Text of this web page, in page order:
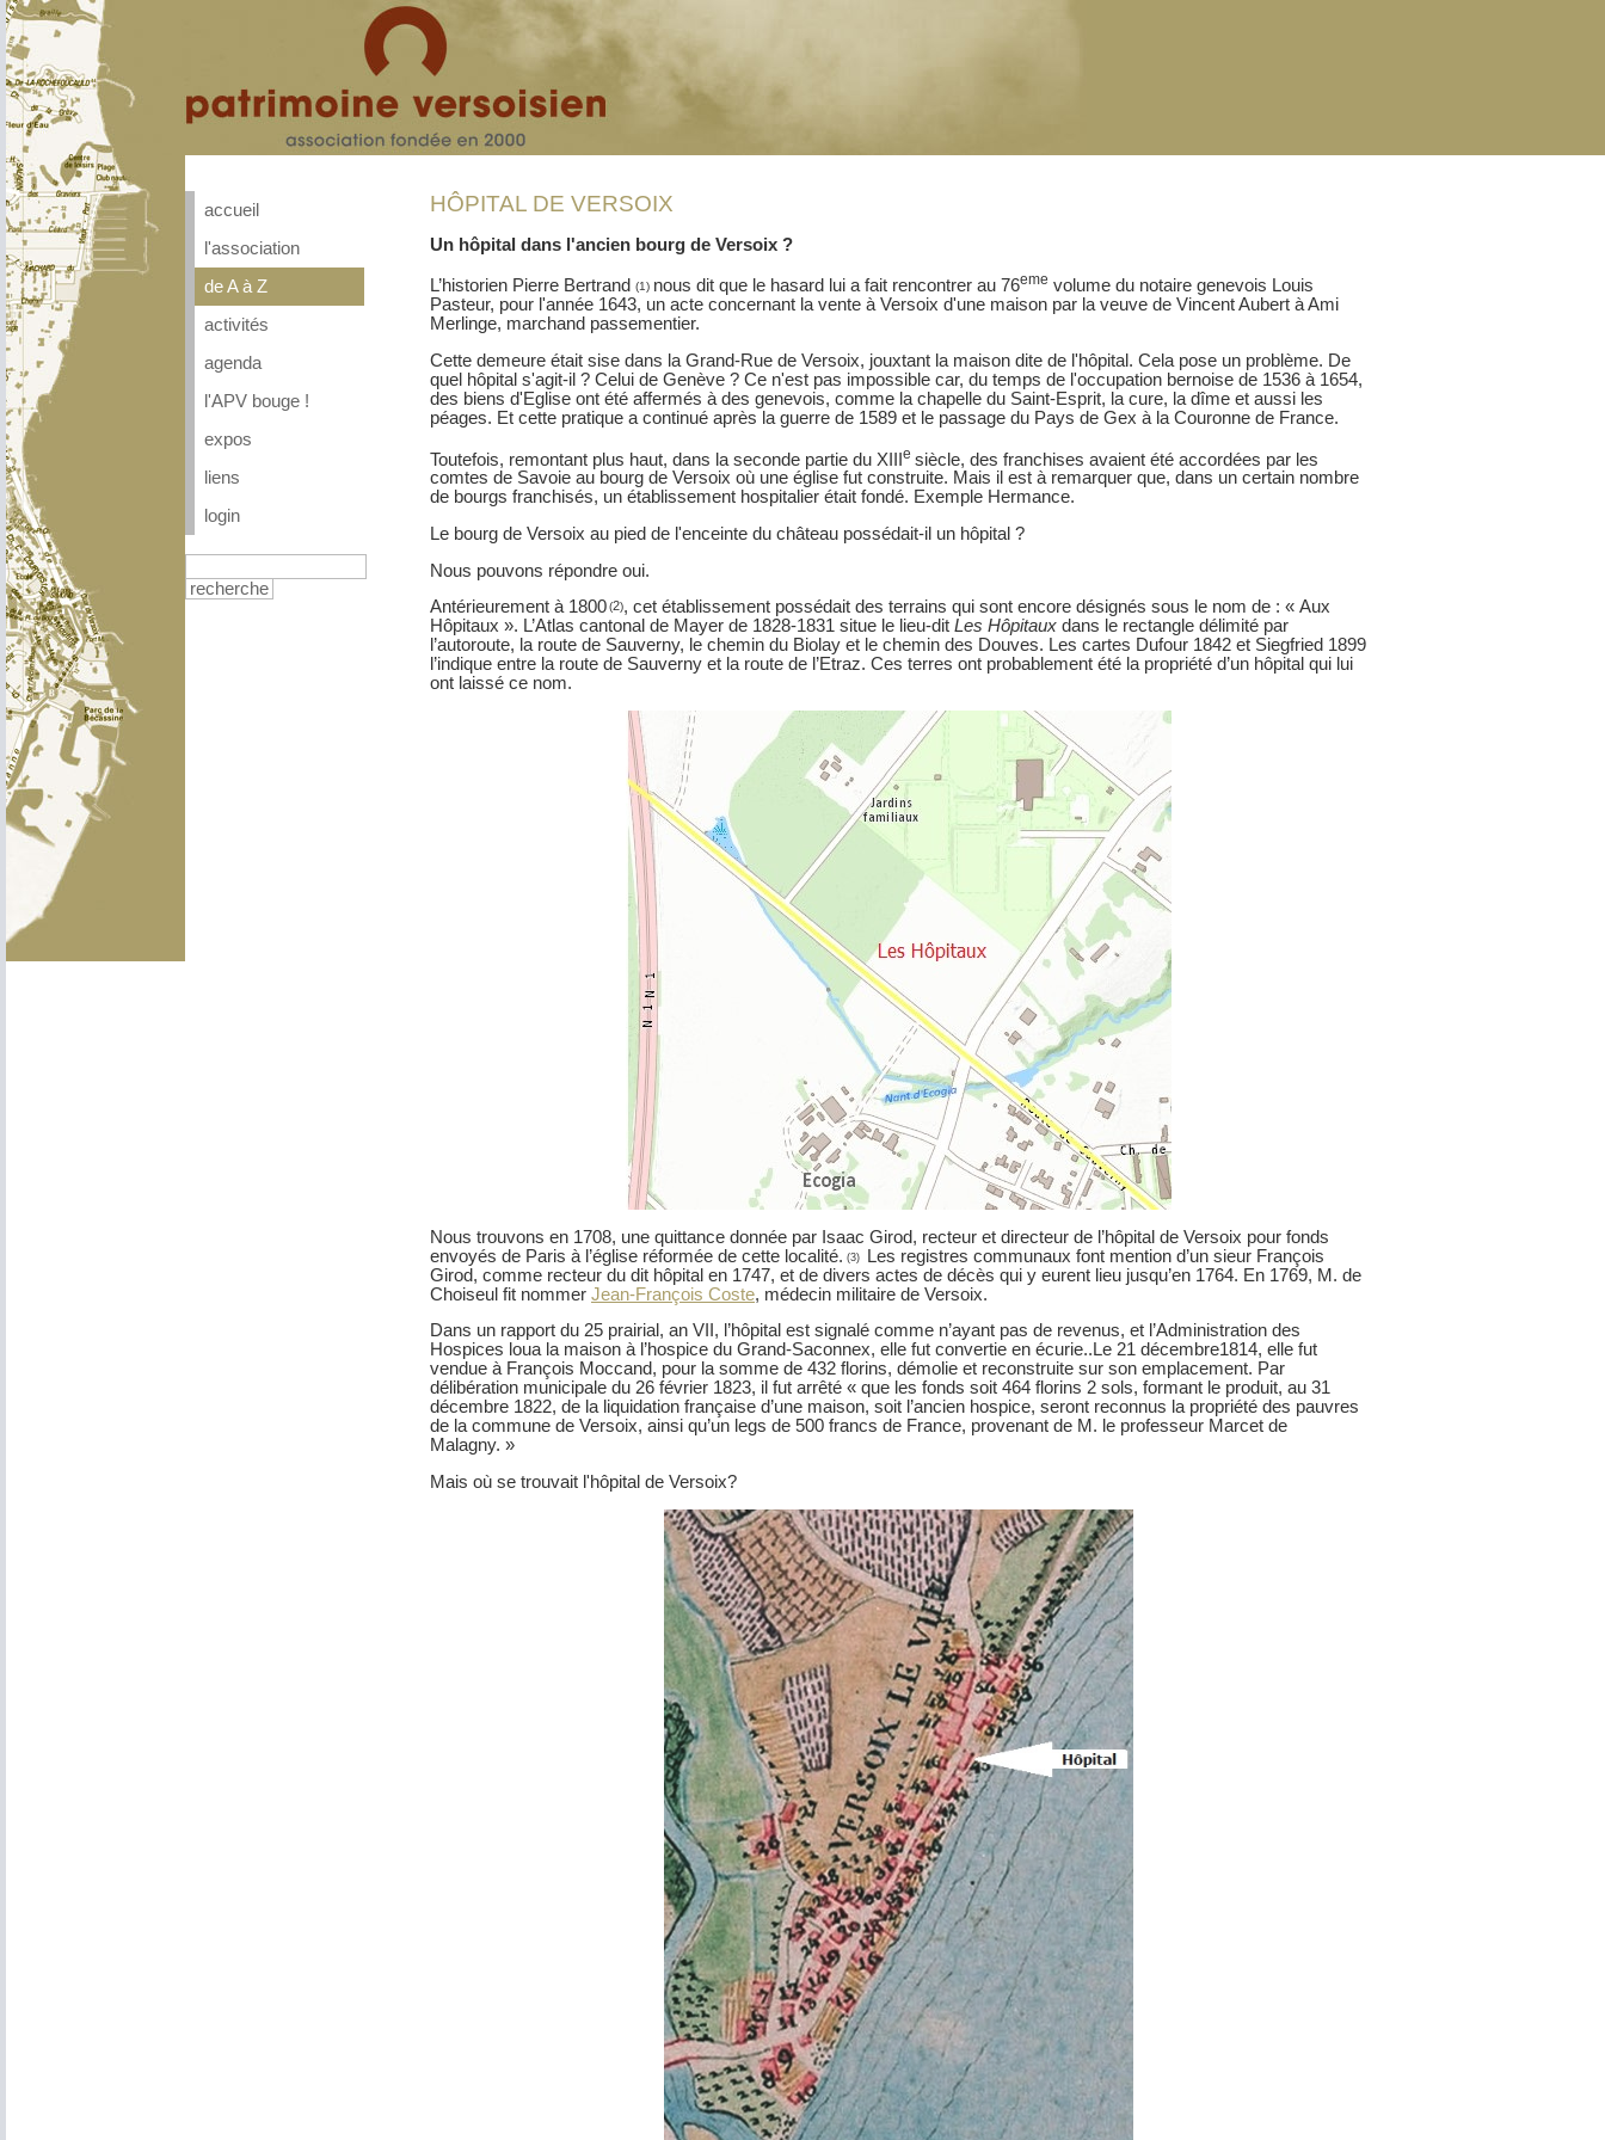
accueil
l'association
de A à Z
activités
agenda
l'APV bouge !
expos
liens
login
recherche
HÔPITAL DE VERSOIX
Un hôpital dans l'ancien bourg de Versoix ?
L’historien Pierre Bertrand (1) nous dit que le hasard lui a fait rencontrer au 76eme volume du notaire genevois Louis
Pasteur, pour l'année 1643, un acte concernant la vente à Versoix d'une maison par la veuve de Vincent Aubert à Ami
Merlinge, marchand passementier.
Cette demeure était sise dans la Grand-Rue de Versoix, jouxtant la maison dite de l'hôpital. Cela pose un problème. De
quel hôpital s'agit-il ? Celui de Genève ? Ce n'est pas impossible car, du temps de l'occupation bernoise de 1536 à 1654,
des biens d'Eglise ont été affermés à des genevois, comme la chapelle du Saint-Esprit, la cure, la dîme et aussi les
péages. Et cette pratique a continué après la guerre de 1589 et le passage du Pays de Gex à la Couronne de France.
Toutefois, remontant plus haut, dans la seconde partie du XIIIe siècle, des franchises avaient été accordées par les
comtes de Savoie au bourg de Versoix où une église fut construite. Mais il est à remarquer que, dans un certain nombre
de bourgs franchisés, un établissement hospitalier était fondé. Exemple Hermance.
Le bourg de Versoix au pied de l'enceinte du château possédait-il un hôpital ?
Nous pouvons répondre oui.
Antérieurement à 1800(2), cet établissement possédait des terrains qui sont encore désignés sous le nom de : « Aux
Hôpitaux ». L’Atlas cantonal de Mayer de 1828-1831 situe le lieu-dit Les Hôpitaux dans le rectangle délimité par
l’autoroute, la route de Sauverny, le chemin du Biolay et le chemin des Douves. Les cartes Dufour 1842 et Siegfried 1899
l’indique entre la route de Sauverny et la route de l’Etraz. Ces terres ont probablement été la propriété d’un hôpital qui lui
ont laissé ce nom.
Nous trouvons en 1708, une quittance donnée par Isaac Girod, recteur et directeur de l’hôpital de Versoix pour fonds
envoyés de Paris à l’église réformée de cette localité. (3)
Les registres communaux font mention d’un sieur François
Girod, comme recteur du dit hôpital en 1747, et de divers actes de décès qui y eurent lieu jusqu’en 1764. En 1769, M. de
Choiseul fit nommer Jean-François Coste, médecin militaire de Versoix.
Dans un rapport du 25 prairial, an VII, l’hôpital est signalé comme n’ayant pas de revenus, et l’Administration des
Hospices loua la maison à l’hospice du Grand-Saconnex, elle fut convertie en écurie..Le 21 décembre1814, elle fut
vendue à François Moccand, pour la somme de 432 florins, démolie et reconstruite sur son emplacement. Par
délibération municipale du 26 février 1823, il fut arrêté « que les fonds soit 464 florins 2 sols, formant le produit, au 31
décembre 1822, de la liquidation française d’une maison, soit l’ancien hospice, seront reconnus la propriété des pauvres
de la commune de Versoix, ainsi qu’un legs de 500 francs de France, provenant de M. le professeur Marcet de
Malagny. »
Mais où se trouvait l'hôpital de Versoix?